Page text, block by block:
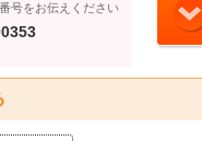
号をお伝えください